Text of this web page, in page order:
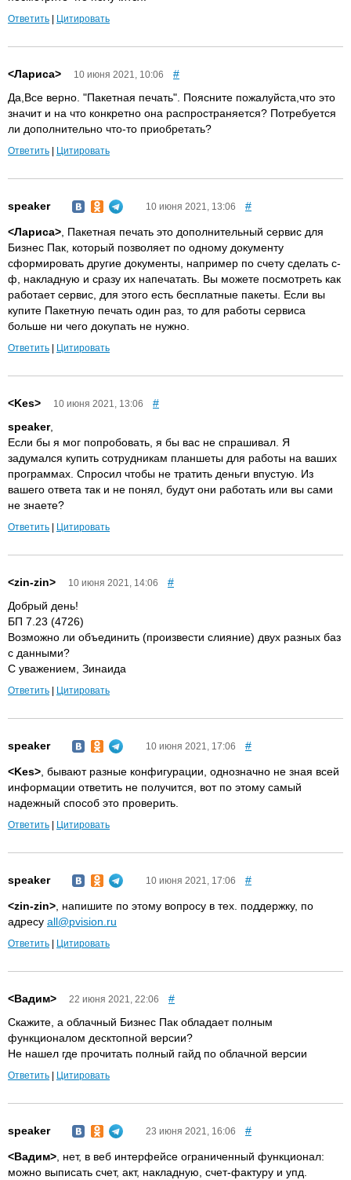
Ответить Цитировать
<Лариса> 10 июня 2021, 10:06
#
Да,Все верно. "Пакетная печать". Поясните пожалуйста,что это
значит и на что конкретно она распространяется? Потребуется
ли дополнительно что-то приобретать?
Ответить Цитировать
speaker 10 июня 2021, 13:06 #
<Лариса> , Пакетная печать это дополнительный сервис для
Бизнес Пак, который позволяет по одному документу
сформировать другие документы, например по счету сделать с-
ф, накладную и сразу их напечатать. Вы можете посмотреть как
работает сервис, для этого есть бесплатные пакеты. Если вы
купите Пакетную печать один раз, то для работы сервиса
больше ни чего докупать не нужно.
Ответить Цитировать
<Kes> 10 июня 2021, 13:06
#
speaker,
Если бы я мог попробовать, я бы вас не спрашивал. Я
задумался купить сотрудникам планшеты для работы на ваших
программах. Спросил чтобы не тратить деньги впустую. Из
вашего ответа так и не понял, будут они работать или вы сами
не знаете?
Ответить Цитировать
<zin-zin> 10 июня 2021, 14:06
#
Добрый день!
БП 7.23 (4726)
Возможно ли объединить (произвести слияние) двух разных баз
с данными?
С уважением, Зинаида
Ответить Цитировать
speaker 10 июня 2021, 17:06 #
<Kes> , бывают разные конфигурации, однозначно не зная всей
информации ответить не получится, вот по этому самый
надежный способ это проверить.
Ответить Цитировать
speaker 10 июня 2021, 17:06 #
<zin-zin> , напишите по этому вопросу в тех. поддержку, по
адресу all@pvision.ru
Ответить Цитировать
<Вадим> 22 июня 2021, 22:06
#
Скажите, а облачный Бизнес Пак обладает полным
функционалом десктопной версии?
Не нашел где прочитать полный гайд по облачной версии
Ответить Цитировать
speaker 23 июня 2021, 16:06 #
<Вадим> , нет, в веб интерфейсе ограниченный функционал:
можно выписать счет, акт, накладную, счет-фактуру и упд.